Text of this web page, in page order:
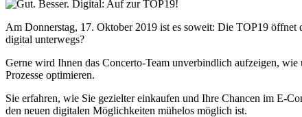
Am Donnerstag, 17. Oktober 2019 ist es soweit: Die TOP19
digital unterwegs?
Gerne wird Ihnen das Concerto-Team unverbindlich aufzeigen,
Prozesse optimieren.
Sie erfahren, wie Sie gezielter einkaufen und Ihre Chancen im E-
den neuen digitalen Möglichkeiten mühelos möglich ist.